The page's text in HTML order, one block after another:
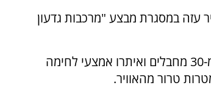
בעיר עזה במסגרת מבצע "מרכבות גדעון
ביממות האחרונות פועלים הכוחות לכיתור העיר, חיסלו יותר מ-30 מחבלים ואיתרו אמצעי לחימה
טרור מהאוויר.